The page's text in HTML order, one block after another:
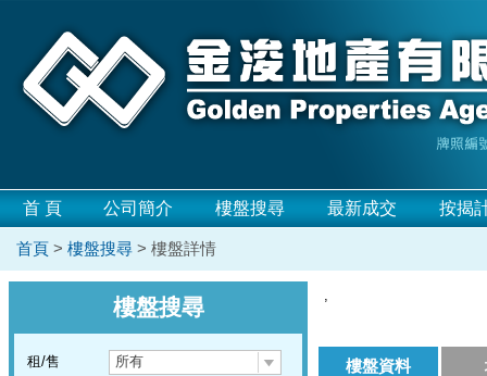
首 頁 公司簡介 樓盤搜尋 最新成交 按揭
首頁 > 樓盤搜尋 > 樓盤詳情
樓盤搜尋
租/售 所有
,
樓盤資料